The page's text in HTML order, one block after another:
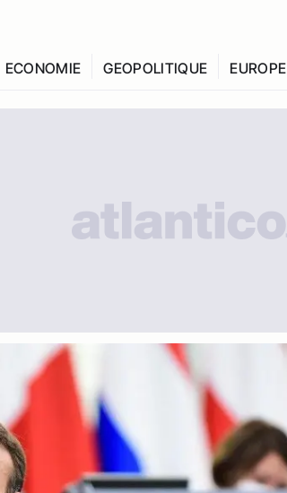
ECONOMIE GEOPOLITIQUE EUROPE